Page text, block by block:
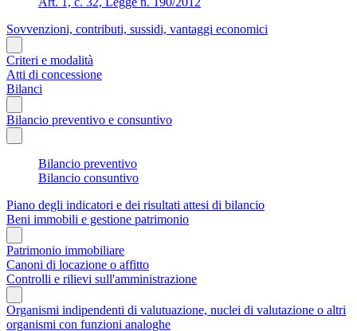
Sovvenzioni, contributi, sussidi, vantaggi economici
Criteri e modalità
Atti di concessione
Bilanci
Bilancio preventivo e consuntivo
Bilancio preventivo
Bilancio consuntivo
Piano degli indicatori e dei risultati attesi di bilancio
Beni immobili e gestione patrimonio
Patrimonio immobiliare
Canoni di locazione o affitto
Controlli e rilievi sull'amministrazione
Organismi indipendenti di valutuazione, nuclei di valutazione o altri
organismi con funzioni analoghe